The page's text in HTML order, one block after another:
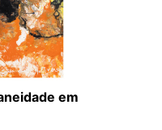
em